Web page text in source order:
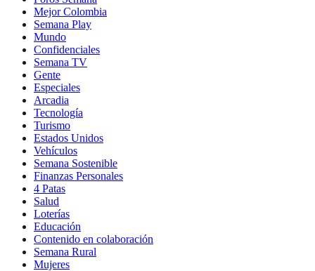
Mejor Colombia
Semana Play
Mundo
Confidenciales
Semana TV
Gente
Especiales
Arcadia
Tecnología
Turismo
Estados Unidos
Vehículos
Semana Sostenible
Finanzas Personales
4 Patas
Salud
Loterías
Educación
Contenido en colaboración
Semana Rural
Mujeres